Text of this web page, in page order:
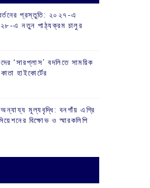
প্রস্তুতি: ২০২৭-এ
এ নতুন পাঠ্যক্রম চালুর
‘সারপ্লাস’ বদলিতে সাময়িক
হাইকোর্টের
মূল্যবৃদ্ধি: বনগাঁয় এগ্রি
বিক্ষোভ ও স্মারকলিপি